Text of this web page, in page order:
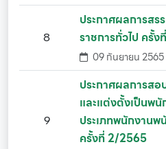
8
ประกาศผลการสร
ราชการทั่วไป ครั้
09 กันยายน 2565
9
ประกาศผลการส
และแต่งตั้งเป็นพ
ประเภทพนักงาน
ครั้งที่ 2/2565